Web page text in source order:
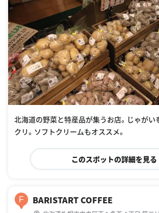
北海道の野菜と特産品が集うお店。じゃがい
クリ。ソフトクリームもオススメ。
このスポットの詳細を見る
F BARISTART COFFEE